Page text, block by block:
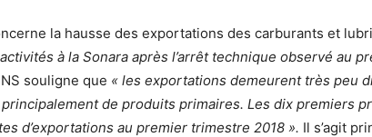
la hausse des exportations des carburants et
à la Sonara après l’arrêt technique observé au
souligne que « les exportations demeurent très peu
de produits primaires. Les dix premiers
d’exportations au premier trimestre 2018 ». Il s’agit